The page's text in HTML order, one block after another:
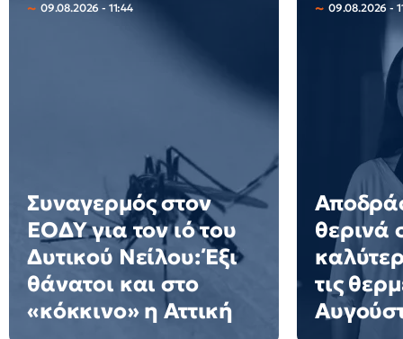
09.08.2026 - 11:44
Συναγερμός στον
ΕΟΔΥ για τον ιό του
Δυτικού Νείλου: Έξι
θάνατοι και στο
«κόκκινο» η Αττική
09.08.2026 -
θερινά
τις